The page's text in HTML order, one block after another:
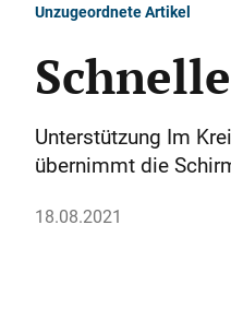
Unzugeordnete Artikel
Unterstützung Im
übernimmt die
18.08.2021